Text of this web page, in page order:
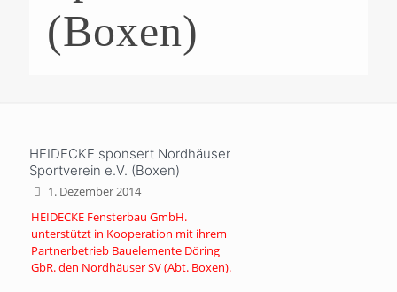
(Boxen)
HEIDECKE sponsert Nordhäuser
Sportverein e.V. (Boxen)
1. Dezember 2014
HEIDECKE Fensterbau GmbH.
unterstützt in Kooperation mit ihrem
Partnerbetrieb Bauelemente Döring
GbR. den Nordhäuser SV (Abt. Boxen).